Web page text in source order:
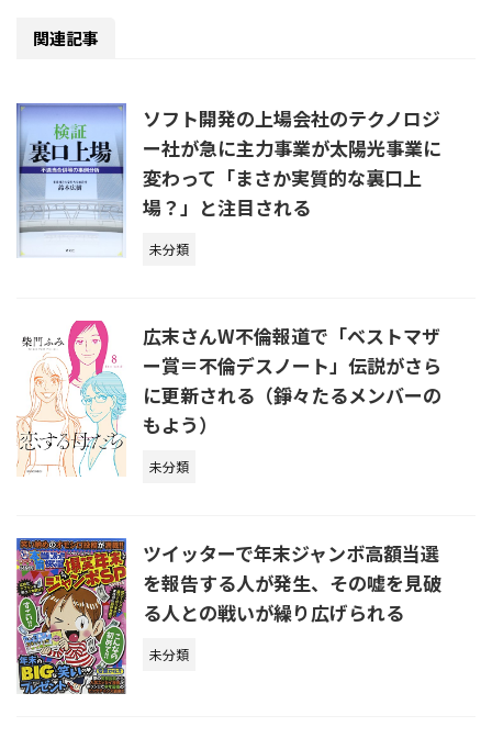
関連記事
ソフト開発の上場会社のテクノロジ
ー社が急に主力事業が太陽光事業に
変わって「まさか実質的な裏口上
場？」と注目される
未分類
広末さんW不倫報道で「ベストマザ
ー賞＝不倫デスノート」伝説がさら
に更新される（錚々たるメンバーの
もよう）
未分類
ツイッターで年末ジャンボ高額当選
を報告する人が発生、その嘘を見破
る人との戦いが繰り広げられる
未分類